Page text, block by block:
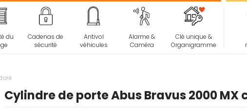
du
Cadenas de
sécurité
Antivol
véhicules
Alarme &
Caméra
Clé unique &
Organigramme
Cylindre de porte Abus Bravus 2000 MX